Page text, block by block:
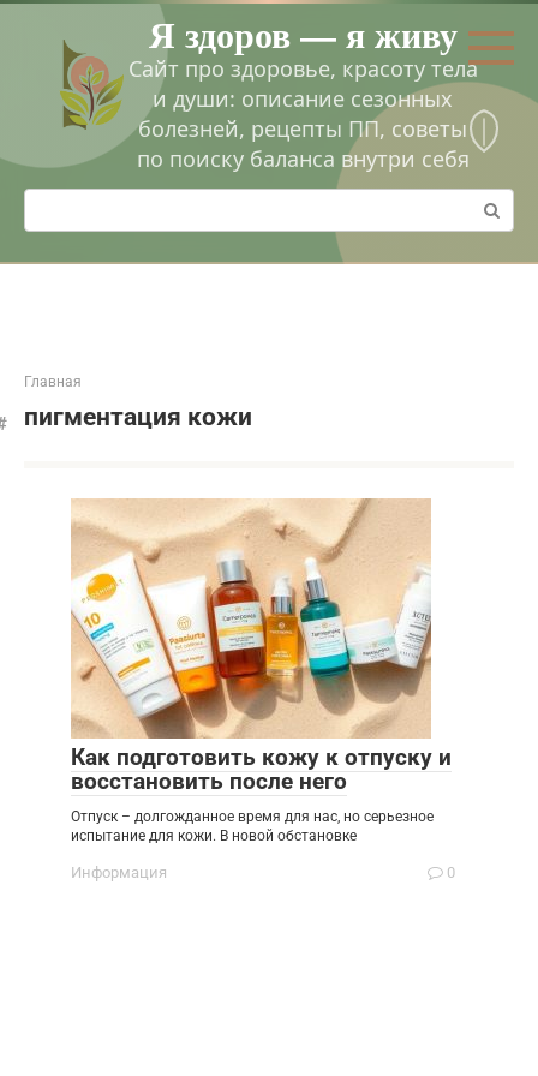
Перейти
контенту
Я здоров — я живу
Сайт про здоровье, красоту тела
и души: описание сезонных
болезней, рецепты ПП, советы
по поиску баланса внутри себя
Поиск:
Главная
пигментация кожи
Как подготовить кожу к отпуску и
восстановить после него
Отпуск – долгожданное время для нас, но серьезное
испытание для кожи. В новой обстановке
Информация 0